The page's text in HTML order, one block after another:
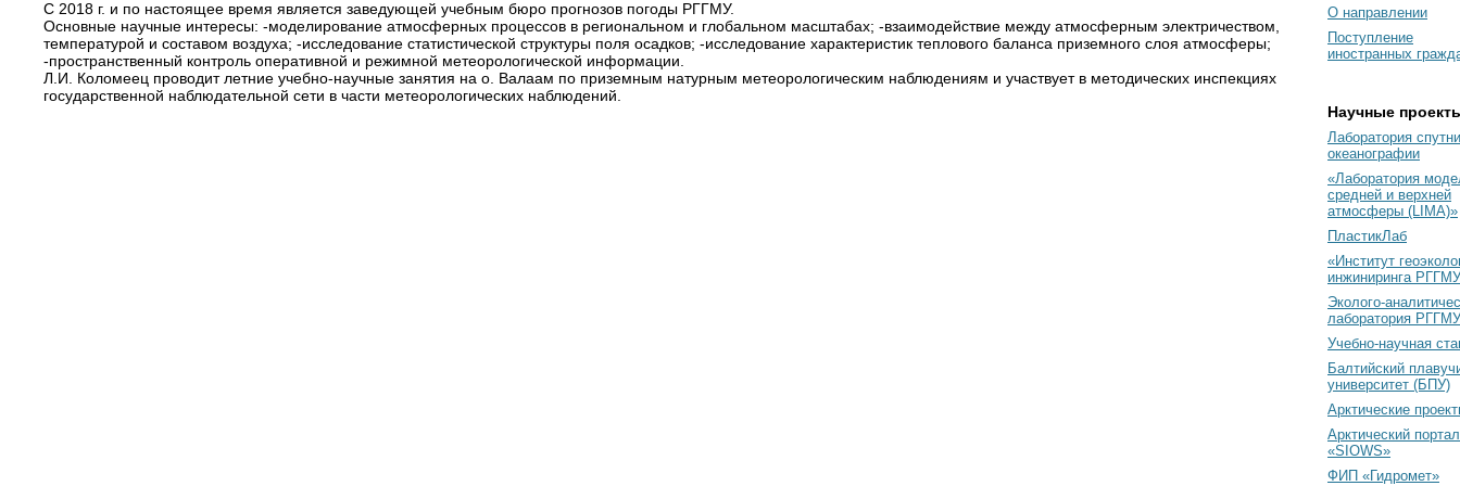
С 2018 г. и по настоящее время является заведующей учебным бюро прогнозов погоды РГГМУ.
Основные научные интересы: -моделирование атмосферных процессов в региональном и глобальном масштабах; -взаимодействие между атмосферным электричеством,
температурой и составом воздуха; -исследование статистической структуры поля осадков; -исследование характеристик теплового баланса приземного слоя атмосферы;
-пространственный контроль оперативной и режимной метеорологической информации.
Л.И. Коломеец проводит летние учебно-научные занятия на о. Валаам по приземным натурным метеорологическим наблюдениям и участвует в методических инспекциях
государственной наблюдательной сети в части метеорологических наблюдений.
О направлении
Поступление
иностранных
Научные
Лаборатория
океанографии
«Лаборатория
средней и верхней
атмосферы (LIMA)»
ПластикЛаб
«Институт
инжиниринга
Эколого-
лаборатория РГГМУ
Учебно-научная
Балтийский
университет (БПУ)
Арктические
Арктический портал
«SIOWS»
ФИП «Гидромет»